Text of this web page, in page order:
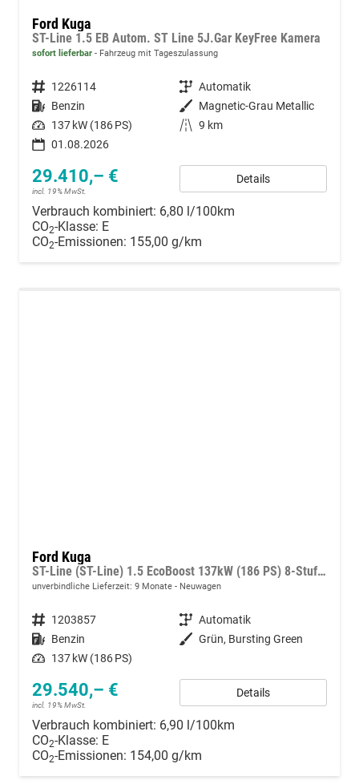
Ford Kuga
ST-Line 1.5 EB Autom. ST Line 5J.Gar KeyFree Kamera
sofort lieferbar Fahrzeug mit Tageszulassung
Fahrzeugnummer 1226114 Getriebe Automatik
Kraftstoff Benzin Außenfarbe Magnetic-Grau Metallic
Leistung 137 kW (186 PS) Kilometerstand 9 km
01.08.2026
29.410,– €
incl. 19% MwSt.
Details
Verbrauch kombiniert: 6,80 l/100km
CO2-Klasse: E
CO2-Emissionen: 155,00 g/km
Ford Kuga
ST-Line (ST-Line) 1.5 EcoBoost 137kW (186 PS) 8-Stufen Automatik
unverbindliche Lieferzeit: 9 Monate Neuwagen
Fahrzeugnummer 1203857 Getriebe Automatik
Kraftstoff Benzin Außenfarbe Grün, Bursting Green
Leistung 137 kW (186 PS)
29.540,– €
incl. 19% MwSt.
Details
Verbrauch kombiniert: 6,90 l/100km
CO2-Klasse: E
CO2-Emissionen: 154,00 g/km